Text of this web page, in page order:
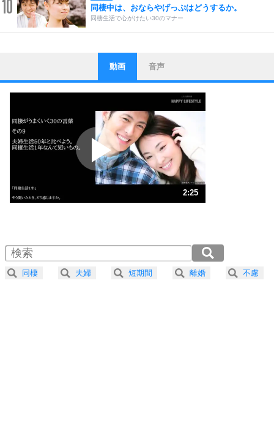
10 同棲中は、おならやげっぷはどうするか。
同棲生活で心がけたい30のマナー
1
ストレス対策
他人と比べない。
いっそのこと、他人を見ない。
いらいらしない人になる30の方法
プラス思考
ポジティブになれない原因は、行動しないから。
ポジティブ思考になる30の方法
ストレス対策
人生、なんとかなるもの。
気楽に生きる30の方法
4 器の大きい人は、怒りを優しさで表現する。
プラス思考
動画 音声
2:25
2.0倍速 （286KB 1分12秒）
2.5倍速 （229KB 58秒）
3.0倍速 （191KB 48秒）
同棲 夫婦 短期間 離婚 不慮